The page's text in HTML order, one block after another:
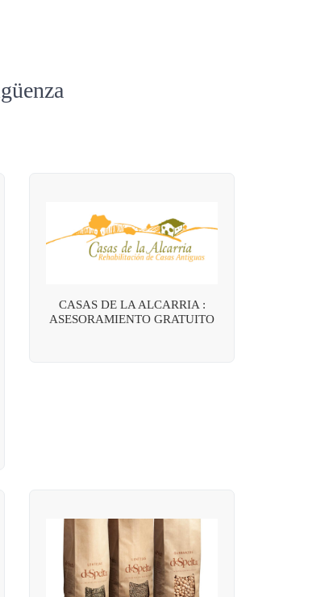
CASAS DE LA ALCARRIA :
ASESORAMIENTO GRATUITO